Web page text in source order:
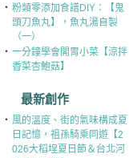
‧ 粉類零添加食譜DIY：【鬼
頭刀魚丸】，魚丸湯自製
（一）
‧ 一分鐘學會開胃小菜【涼拌
香菜杏鮑菇】
最新創作
‧ 風的溫度、街的氣味構成夏
日記憶，祖孫騎乘同遊【2
026大稻埕夏日節＆台北河